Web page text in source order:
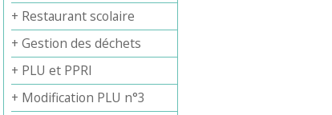
+ Restaurant scolaire
+ Gestion des déchets
+ PLU et PPRI
+ Modification PLU n°3